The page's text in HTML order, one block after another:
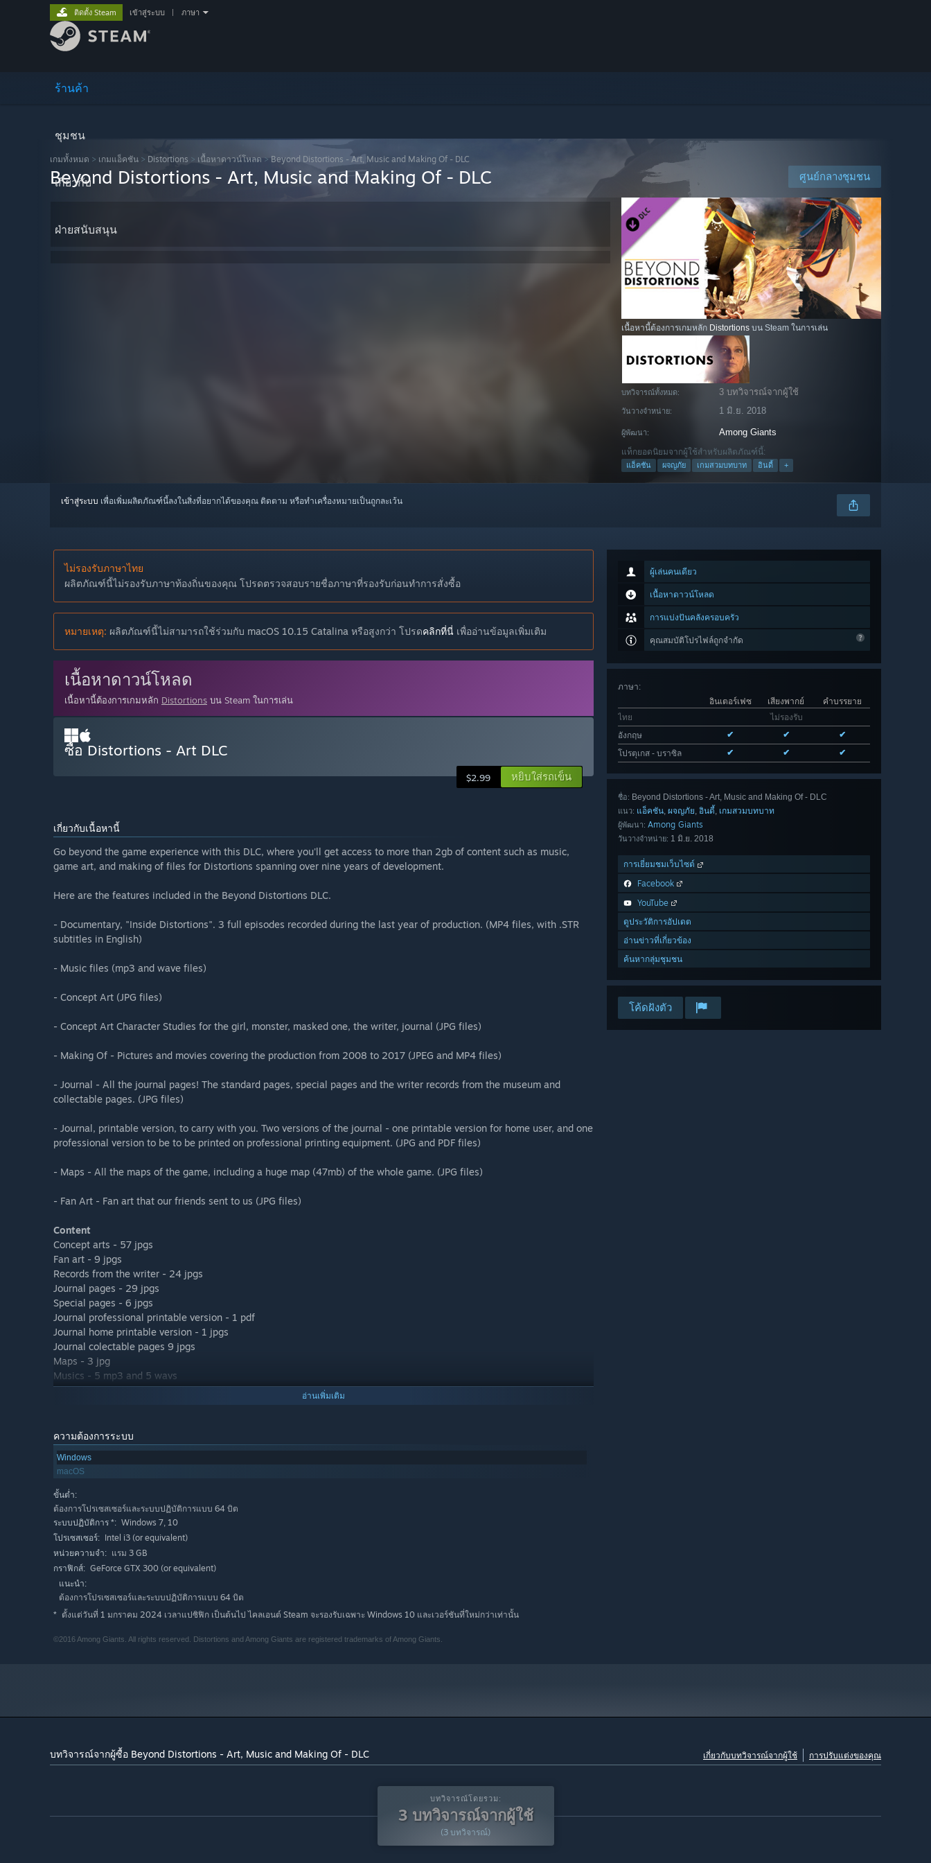
ร้านค้า
ชุมชน
เกี่ยวกับ
ฝ่ายสนับสนุน
ติดตั้ง Steam เข้าสู่ระบบ ภาษา
เกมทั้งหมด > เกมแอ็คชัน > Distortions > เนื้อหาดาวน์โหลด>Beyond Distortions - Art, Music and Making Of - DLC
ศูนย์กลางชุมชน
Beyond Distortions - Art, Music and Making Of - DLC
เนื้อหานี้ต้องการเกมหลัก Distortions บน Steam ในการเล่น
บทวิจารณ์ทั้งหมด: 3 บทวิจารณ์จากผู้ใช้
วันวางจำหน่าย: 1 มิ.ย. 2018
ผู้พัฒนา: Among Giants
แท็กยอดนิยมจากผู้ใช้สำหรับผลิตภัณฑ์นี้:
แอ็คชัน ผจญภัย เกมสวมบทบาท อินดี้ +
เข้าสู่ระบบ เพื่อเพิ่มผลิตภัณฑ์นี้ลงในสิ่งที่อยากได้ของคุณ ติดตาม หรือทำเครื่องหมายเป็นถูกละเว้น
ผู้เล่นคนเดียว
เนื้อหาดาวน์โหลด
การแบ่งปันคลังครอบครัว
คุณสมบัติโปรไฟล์ถูกจำกัด
ภาษา:
อินเตอร์เฟซ
เสียงพากย์
คำบรรยาย
ไทย
ไม่รองรับ
อังกฤษ
✔ ✔
✔
โปรตุเกส - บราซิล
✔ ✔ ✔
ชื่อ: Beyond Distortions - Art, Music and Making Of - DLC
แนว: แอ็คชัน, ผจญภัย, อินดี้, เกมสวมบทบาท
ผู้พัฒนา: Among Giants
วันวางจำหน่าย: 1 มิ.ย. 2018
การเยี่ยมชมเว็บไซต์
Facebook
YouTube
ดูประวัติการอัปเดต
อ่านข่าวที่เกี่ยวข้อง
ค้นหากลุ่มชุมชน
โค้ดฝังตัว
ไม่รองรับภาษาไทย
ผลิตภัณฑ์นี้ไม่รองรับภาษาท้องถิ่นของคุณ โปรดตรวจสอบรายชื่อภาษาที่รองรับก่อนทำการสั่งซื้อ
หมายเหตุ: ผลิตภัณฑ์นี้ไม่สามารถใช้ร่วมกับ macOS 10.15 Catalina หรือสูงกว่า โปรดคลิกที่นี่ เพื่ออ่านข้อมูลเพิ่มเติม
เนื้อหาดาวน์โหลด
เนื้อหานี้ต้องการเกมหลัก Distortions บน Steam ในการเล่น
ซื้อ Distortions - Art DLC
$2.99 หยิบใส่รถเข็น
เกี่ยวกับเนื้อหานี้
Go beyond the game experience with this DLC, where you'll get access to more than 2gb of content such as music,
game art, and making of files for Distortions spanning over nine years of development.
Here are the features included in the Beyond Distortions DLC.
- Documentary, "Inside Distortions". 3 full episodes recorded during the last year of production. (MP4 files, with .STR
subtitles in English)
- Music files (mp3 and wave files)
- Concept Art (JPG files)
- Concept Art Character Studies for the girl, monster, masked one, the writer, journal (JPG files)
- Making Of - Pictures and movies covering the production from 2008 to 2017 (JPEG and MP4 files)
- Journal - All the journal pages! The standard pages, special pages and the writer records from the museum and
collectable pages. (JPG files)
- Journal, printable version, to carry with you. Two versions of the journal - one printable version for home user, and one
professional version to be to be printed on professional printing equipment. (JPG and PDF files)
- Maps - All the maps of the game, including a huge map (47mb) of the whole game. (JPG files)
- Fan Art - Fan art that our friends sent to us (JPG files)
Content
Concept arts - 57 jpgs
Fan art - 9 jpgs
Records from the writer - 24 jpgs
Journal pages - 29 jpgs
Special pages - 6 jpgs
Journal professional printable version - 1 pdf
Journal home printable version - 1 jpgs
Journal colectable pages 9 jpgs
Maps - 3 jpg
Musics - 5 mp3 and 5 wavs
Making off - 17 movies in mp4 and 64 jpgs
อ่านเพิ่มเติม
ความต้องการระบบ
Windows
macOS
ขั้นต่ำ:
ต้องการโปรเซสเซอร์และระบบปฏิบัติการแบบ 64 บิต
ระบบปฏิบัติการ *: Windows 7, 10
โปรเซสเซอร์: Intel i3 (or equivalent)
หน่วยความจำ: แรม 3 GB
กราฟิกส์: GeForce GTX 300 (or equivalent)
แนะนำ:
ต้องการโปรเซสเซอร์และระบบปฏิบัติการแบบ 64 บิต
* ตั้งแต่วันที่ 1 มกราคม 2024 เวลาแปซิฟิก เป็นต้นไป ไคลเอนต์ Steam จะรองรับเฉพาะ Windows 10 และเวอร์ชันที่ใหม่กว่าเท่านั้น
©2016 Among Giants. All rights reserved. Distortions and Among Giants are registered trademarks of Among Giants.
บทวิจารณ์จากผู้ซื้อ Beyond Distortions - Art, Music and Making Of - DLC เกี่ยวกับบทวิจารณ์จากผู้ใช้ การปรับแต่งของคุณ
บทวิจารณ์โดยรวม:
3 บทวิจารณ์จากผู้ใช้
(3 บทวิจารณ์)